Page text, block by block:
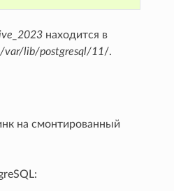
находится в
/var/lib/postgresql/11/.
на смонтированный